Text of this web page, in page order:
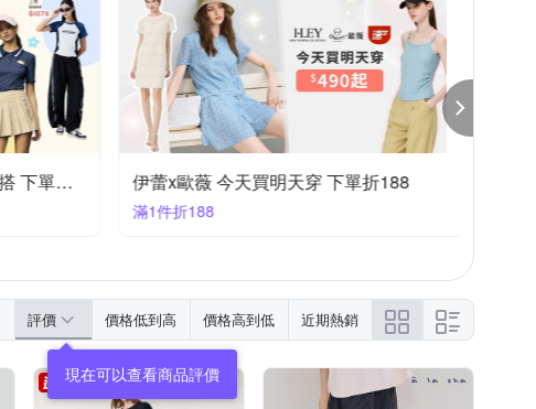
歐薇x元動力 夏末煥新 人氣穿搭 下單折188 伊蕾x歐薇 今天買明天穿 下單折188
滿1件折188
評價 價格低到高 價格高到低 近期熱銷